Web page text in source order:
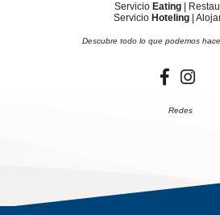
Servicio Eating|
Servicio Hoteling|
Descubre todo lo que podemos
Redes